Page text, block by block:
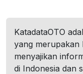
KatadataOTO
yang merupakan
menyajikan
di Indonesia dan